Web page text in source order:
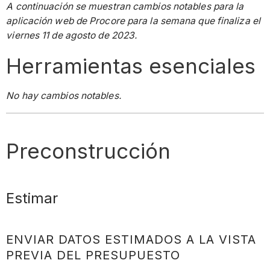
A continuación se muestran cambios notables para la
aplicación web de Procore para la semana que finaliza el
viernes 11 de agosto de 2023.
Herramientas esenciales
No hay cambios notables.
Preconstrucción
Estimar
ENVIAR DATOS ESTIMADOS A LA VISTA
PREVIA DEL PRESUPUESTO